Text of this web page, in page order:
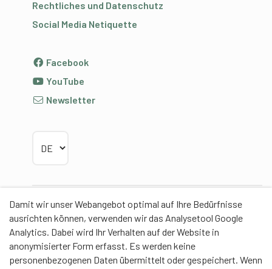
Damit wir unser Webangebot optimal auf Ihre Bedürfnisse
ausrichten können, verwenden wir das Analysetool Google
Analytics. Dabei wird Ihr Verhalten auf der Website in
anonymisierter Form erfasst. Es werden keine
personenbezogenen Daten übermittelt oder gespeichert. Wenn
Rechtliches und Datenschutz
Social Media Netiquette
Facebook
YouTube
Newsletter
Partner